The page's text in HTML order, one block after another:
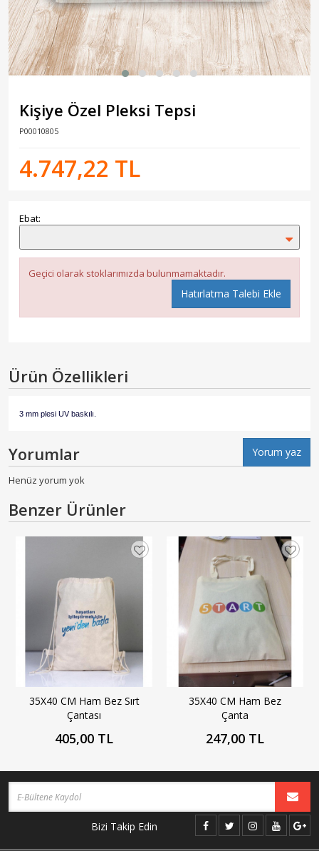
Kişiye Özel Pleksi Tepsi
P00010805
4.747,22 TL
Ebat:
Geçici olarak stoklarımızda bulunmamaktadır.
Hatırlatma Talebi Ekle
Ürün Özellikleri
3 mm plesi UV baskılı.
Yorumlar Yorum yaz
Henüz yorum yok
Benzer Ürünler
35X40 CM Ham Bez Sırt
Çantası
405,00 TL
35X40 CM Ham Bez
Çanta
247,00 TL
Bizi Takip Edin